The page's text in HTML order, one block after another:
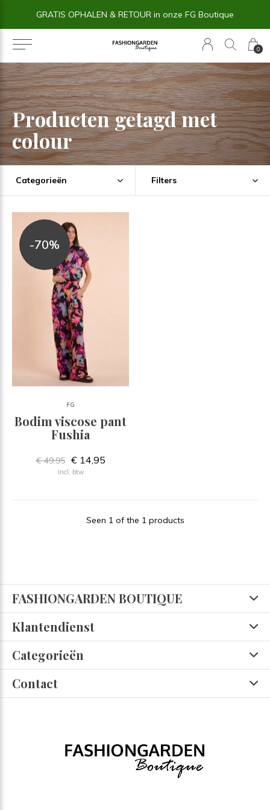
0
GRATIS OPHALEN & RETOUR in onze FG Boutique
Producten getagd met
colour
Categorieën Filters
-70%
FG
Bodim viscose pant
Fushia
€ 49,95 € 14,95
Incl. btw
Seen 1 of the 1 products
FASHIONGARDEN BOUTIQUE
Klantendienst
Categorieën
Contact